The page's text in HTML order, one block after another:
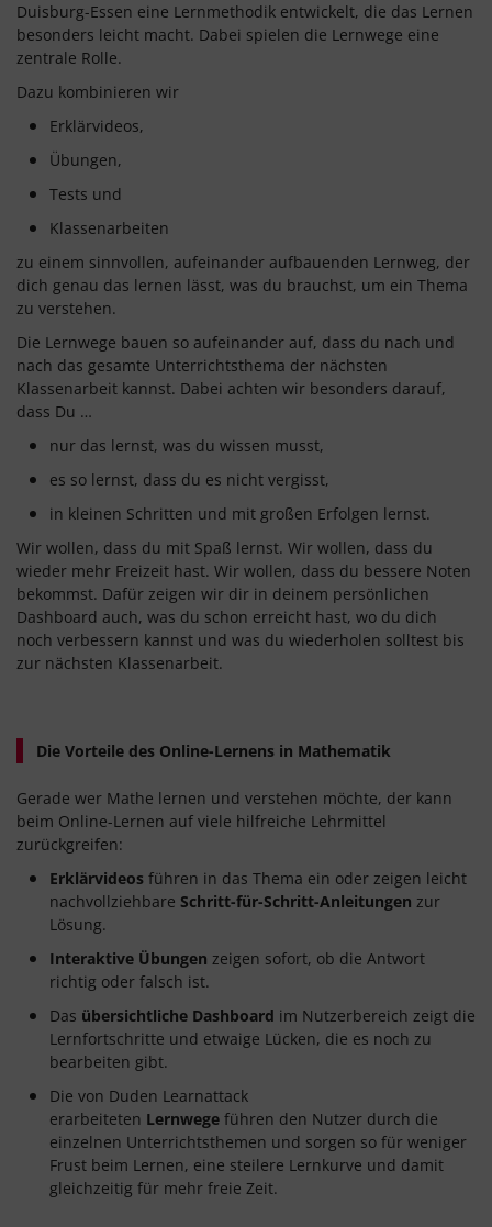
Duisburg-Essen eine Lernmethodik entwickelt, die das Lernen
besonders leicht macht. Dabei spielen die Lernwege eine
zentrale Rolle.
Dazu kombinieren wir
Erklärvideos,
Übungen,
Tests und
Klassenarbeiten
zu einem sinnvollen, aufeinander aufbauenden Lernweg, der
dich genau das lernen lässt, was du brauchst, um ein Thema
zu verstehen.
Die Lernwege bauen so aufeinander auf, dass du nach und
nach das gesamte Unterrichtsthema der nächsten
Klassenarbeit kannst. Dabei achten wir besonders darauf,
dass Du …
nur das lernst, was du wissen musst,
es so lernst, dass du es nicht vergisst,
in kleinen Schritten und mit großen Erfolgen lernst.
Wir wollen, dass du mit Spaß lernst. Wir wollen, dass du
wieder mehr Freizeit hast. Wir wollen, dass du bessere Noten
bekommst. Dafür zeigen wir dir in deinem persönlichen
Dashboard auch, was du schon erreicht hast, wo du dich
noch verbessern kannst und was du wiederholen solltest bis
zur nächsten Klassenarbeit.
Die Vorteile des Online-Lernens in Mathematik
Gerade wer Mathe lernen und verstehen möchte, der kann
beim Online-Lernen auf viele hilfreiche Lehrmittel
zurückgreifen:
Erklärvideos führen in das Thema ein oder zeigen leicht
nachvollziehbare Schritt-für-Schritt-Anleitungen zur
Lösung.
Interaktive Übungen zeigen sofort, ob die Antwort
richtig oder falsch ist.
Das übersichtliche Dashboard im Nutzerbereich zeigt die
Lernfortschritte und etwaige Lücken, die es noch zu
bearbeiten gibt.
Die von Duden Learnattack
erarbeiteten Lernwege führen den Nutzer durch die
einzelnen Unterrichtsthemen und sorgen so für weniger
Frust beim Lernen, eine steilere Lernkurve und damit
gleichzeitig für mehr freie Zeit.